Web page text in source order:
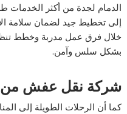
الدمام لجدة من أكثر الخدمات
إلى تخطيط جيد لضمان سلامة
خلال فرق عمل مدربة وخطط
بشكل سلس وآمن.
شركة نقل عفش من
كما أن الرحلات الطويلة إلى